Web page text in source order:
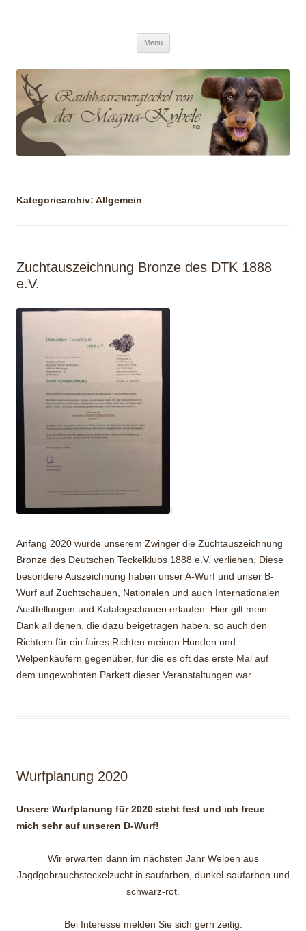
Menü
Kategoriearchiv: Allgemein
Zuchtauszeichnung Bronze des DTK 1888
e.V.
l
Anfang 2020 wurde unserem Zwinger die Zuchtauszeichnung
Bronze des Deutschen Teckelklubs 1888 e.V. verliehen. Diese
besondere Auszeichnung haben unser A-Wurf und unser B-
Wurf auf Zuchtschauen, Nationalen und auch Internationalen
Austtellungen und Katalogschauen erlaufen. Hier gilt mein
Dank all denen, die dazu beigetragen haben. so auch den
Richtern für ein faires Richten meinen Hunden und
Welpenkäufern gegenüber, für die es oft das erste Mal auf
dem ungewohnten Parkett dieser Veranstaltungen war.
Wurfplanung 2020
Unsere Wurfplanung für 2020 steht fest und ich freue
mich sehr auf unseren D-Wurf!
Wir erwarten dann im nächsten Jahr Welpen aus
Jagdgebrauchsteckelzucht in saufarben, dunkel-saufarben und
schwarz-rot.
Bei Interesse melden Sie sich gern zeitig.